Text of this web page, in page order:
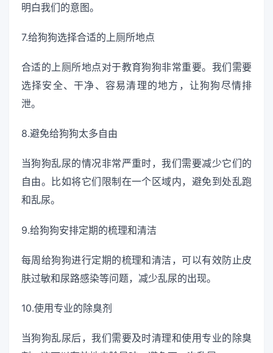
明白我们的意图。
7.给狗狗选择合适的上厕所地点
合适的上厕所地点对于教育狗狗非常重要。我们需要
选择安全、干净、容易清理的地方，让狗狗尽情排
泄。
8.避免给狗狗太多自由
当狗狗乱尿的情况非常严重时，我们需要减少它们的
自由。比如将它们限制在一个区域内，避免到处乱跑
和乱尿。
9.给狗狗安排定期的梳理和清洁
每周给狗狗进行定期的梳理和清洁，可以有效防止皮
肤过敏和尿路感染等问题，减少乱尿的出现。
10.使用专业的除臭剂
当狗狗乱尿后，我们需要及时清理和使用专业的除臭